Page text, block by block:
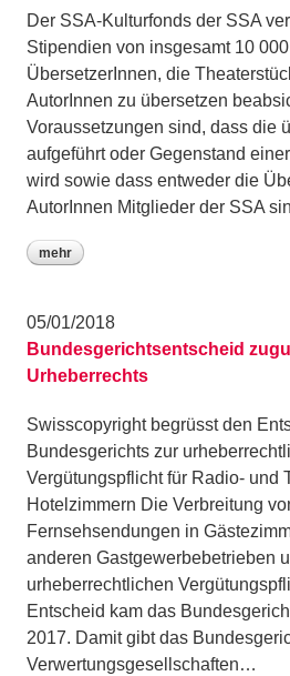
Der SSA-Kulturfonds der SSA
Stipendien von insgesamt 10
ÜbersetzerInnen, die
AutorInnen zu übersetzen
Voraussetzungen sind, dass die
aufgeführt oder Gegenstand
wird sowie dass entweder die
AutorInnen Mitglieder der SSA
mehr
05/01/2018
Bundesgerichtsentscheid
Urheberrechts
Swisscopyright begrüsst den
Bundesgerichts zur
Vergütungspflicht für Radio- und
Hotelzimmern Die Verbreitung
Fernsehsendungen in
anderen Gastgewerbebetrieben
urheberrechtlichen
Entscheid kam das
2017. Damit gibt das
Verwertungsgesellschaften…